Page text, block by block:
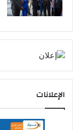
الإعلانات